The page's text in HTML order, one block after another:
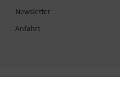
Newsletter
Anfahrt